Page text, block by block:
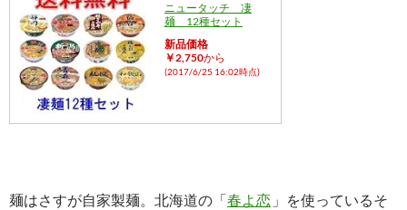
ニュータッチ 凄
麺 12種セット
新品価格
￥2,750から
(2017/6/25 16:02時点)
麺はさすが自家製麺。北海道の「春よ恋 」を使っているそ